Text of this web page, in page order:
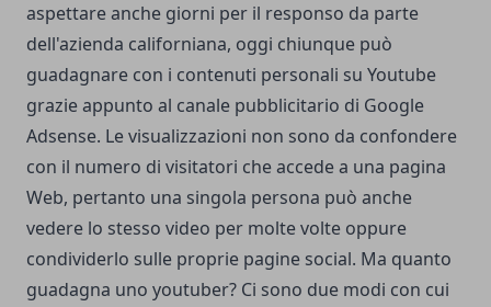
aspettare anche giorni per il responso da parte
dell'azienda californiana, oggi chiunque può
guadagnare con i contenuti personali su Youtube
grazie appunto al canale pubblicitario di Google
Adsense. Le visualizzazioni non sono da confondere
con il numero di visitatori che accede a una pagina
Web, pertanto una singola persona può anche
vedere lo stesso video per molte volte oppure
condividerlo sulle proprie pagine social. Ma quanto
guadagna uno youtuber? Ci sono due modi con cui